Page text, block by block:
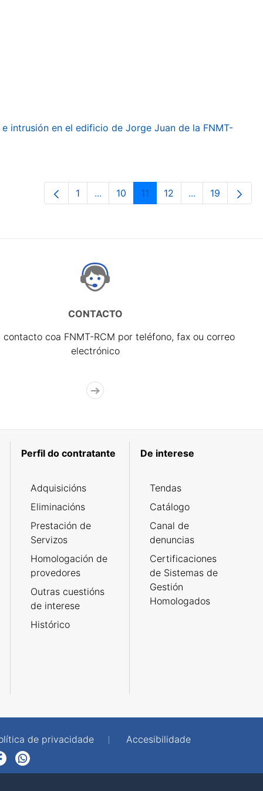
intrusión en el edificio de Jorge Juan de la FNMT-
Páxina
1 ...Páxinas intermedias Use pestaña
Páxina
10 Páxina
11 Páxina
12 ...PáxinasPáxina
19
CONTACTO
contacto coa FNMT-RCM por teléfono, fax ou correo
electrónico
Perfil do contratante
Adquisicións
Eliminacións
Prestación de
Servizos
Homologación de
provedores
Outras cuestións
de interese
Histórico
De interese
Tendas
Catálogo
Canal de
denuncias
Certificaciones
de Sistemas de
Gestión
Homologados
de privacidade
Accesibilidade